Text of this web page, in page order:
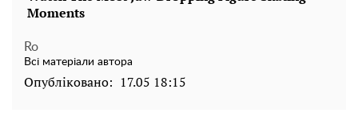
Ro
Всі матеріали автора
Опубліковано: 17.05 18:15